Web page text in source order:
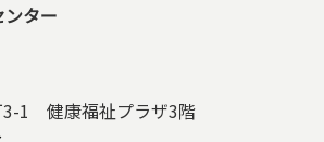
ター
1 健康福祉プラザ3階